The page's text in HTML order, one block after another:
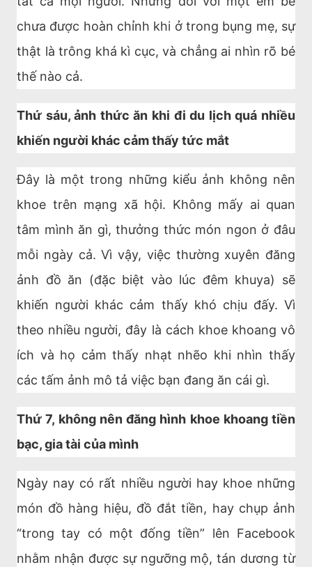
chưa được hoàn chỉnh khi ở trong bụng mẹ, sự
thật là trông khá kì cục, và chẳng ai nhìn rõ bé
thế nào cả.
Thứ sáu, ảnh thức ăn khi đi du lịch quá nhiều
khiến người khác cảm thấy tức mắt
Đây là một trong những kiểu ảnh không nên
khoe trên mạng xã hội. Không mấy ai quan
tâm mình ăn gì, thưởng thức món ngon ở đâu
mỗi ngày cả. Vì vậy, việc thường xuyên đăng
ảnh đồ ăn (đặc biệt vào lúc đêm khuya) sẽ
khiến người khác cảm thấy khó chịu đấy. Vì
theo nhiều người, đây là cách khoe khoang vô
ích và họ cảm thấy nhạt nhẽo khi nhìn thấy
các tấm ảnh mô tả việc bạn đang ăn cái gì.
Thứ 7, không nên đăng hình khoe khoang tiền
bạc, gia tài của mình
Ngày nay có rất nhiều người hay khoe những
món đồ hàng hiệu, đồ đắt tiền, hay chụp ảnh
“trong tay có một đống tiền” lên Facebook
nhằm nhận được sự ngưỡng mộ, tán dương từ